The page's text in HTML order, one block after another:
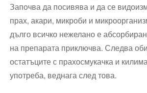
Започва да посивява и да се
прах, акари, микроби и
дълго всичко нежелано е
на препарата приключва. Следва
остатъците с прахосмукачка и
употреба, веднага след това.